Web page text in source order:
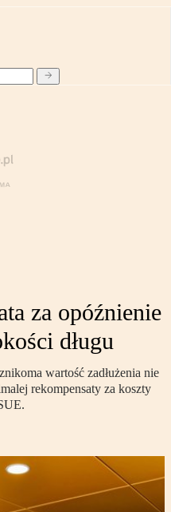
za opóźnienie
długu
wartość zadłużenia nie
rekompensaty za koszty